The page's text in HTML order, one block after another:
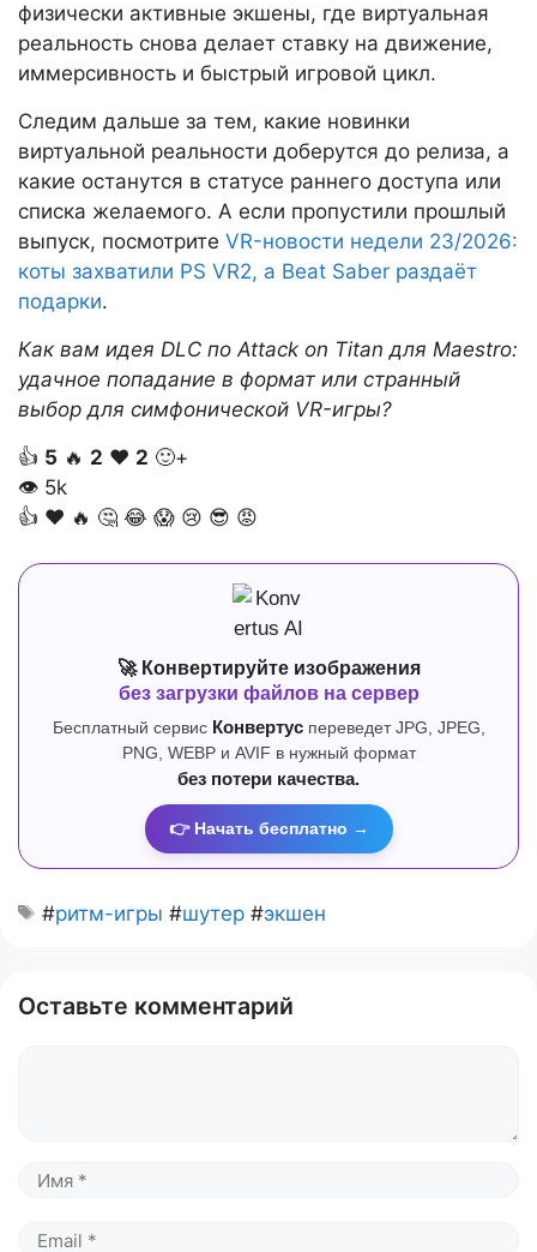
физически активные экшены, где виртуальная
реальность снова делает ставку на движение,
иммерсивность и быстрый игровой цикл.
Следим дальше за тем, какие новинки
виртуальной реальности доберутся до релиза, а
какие останутся в статусе раннего доступа или
списка желаемого. А если пропустили прошлый
выпуск, посмотрите VR-новости недели 23/2026:
коты захватили PS VR2, а Beat Saber раздаёт
подарки.
Как вам идея DLC по Attack on Titan для Maestro:
удачное попадание в формат или странный
выбор для симфонической VR-игры?
👍 5 🔥 2 ❤️ 2 🙂+
👁 5k
👍 ❤️ 🔥 🤔 😂 😱 😢 😎 😡
🚀 Конвертируйте изображения
без загрузки файлов на сервер
Бесплатный сервис Конвертуспереведет JPG, JPEG,
PNG, WEBP и AVIF в нужный формат
без потери качества.
👉 Начать бесплатно →
#ритм-игры #шутер #экшен
Оставьте комментарий
Имя
Email